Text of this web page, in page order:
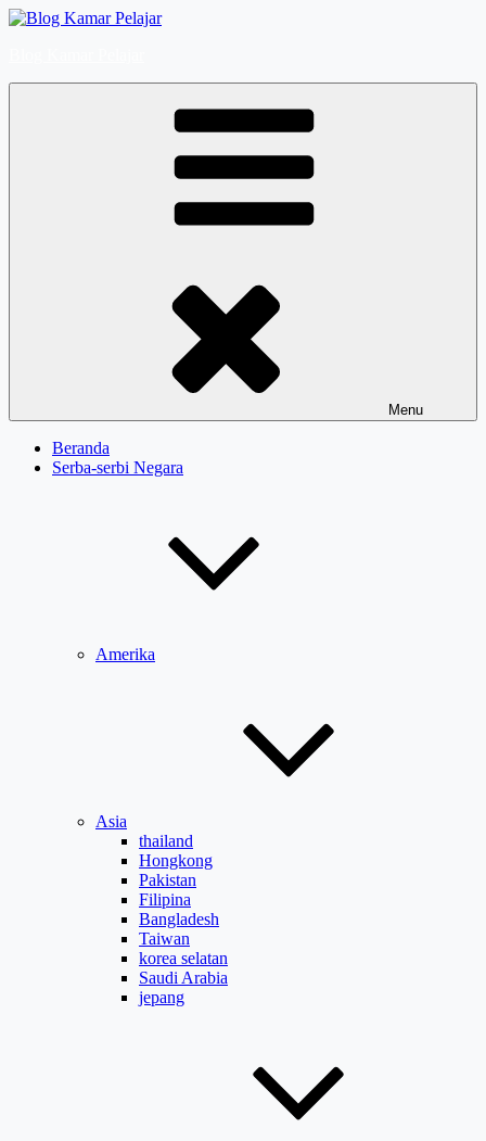
Skip
Menu
Beranda
Serba-serbi Negara
Amerika
Asia
thailand
Hongkong
Pakistan
Filipina
Bangladesh
Taiwan
korea selatan
Saudi Arabia
jepang